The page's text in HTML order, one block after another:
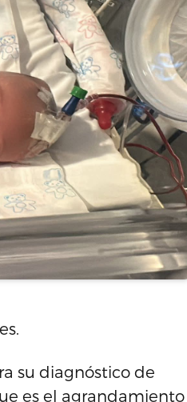
su diagnóstico de
es el agrandamiento